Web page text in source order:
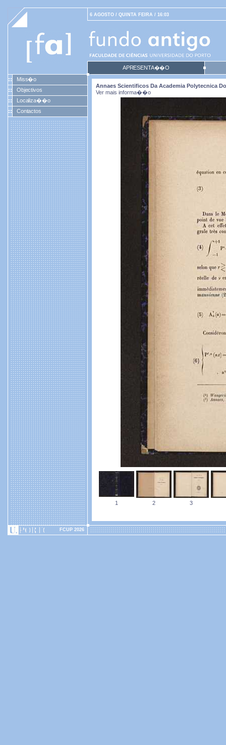
6 AGOSTO / QUINTA FEIRA / 16:03
APRESENTA��O
Miss�o
Objectivos
Localiza��o
Contactos
Annaes Scientificos Da Academia Polytecnica
Ver mais informa��o
1 2 3
FCUP 2026